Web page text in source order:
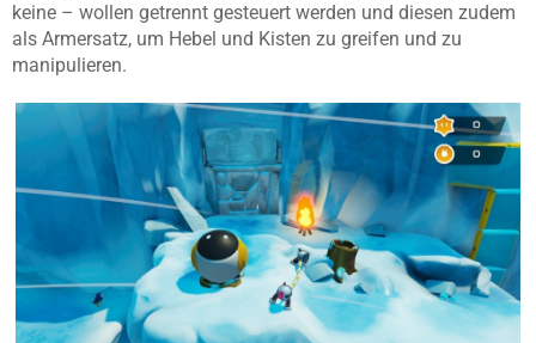
keine – wollen getrennt gesteuert werden und diesen zudem
als Armersatz, um Hebel und Kisten zu greifen und zu
manipulieren.